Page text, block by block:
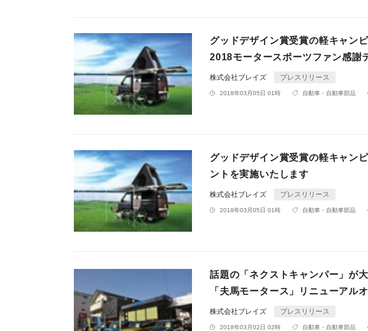
グッドデザイン賞受賞の軽キャ
2018モータースポーツファン感謝
株式会社ブレイズ プレスリリース
2018年03月05日 01時 自動車・自動車部品
グッドデザイン賞受賞の軽キャン
ントを実施いたします
株式会社ブレイズ プレスリリース
2018年03月05日 01時 自動車・自動車部品
話題の「ネクストキャンパー」が
「夫馬モータース」リニューアル
株式会社ブレイズ プレスリリース
2018年03月02日 02時 自動車・自動車部品